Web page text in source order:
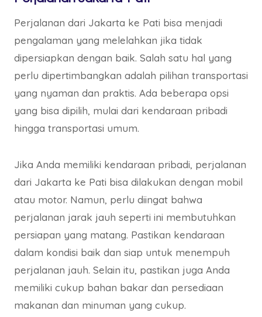
Perjalanan dari Jakarta ke Pati bisa menjadi
pengalaman yang melelahkan jika tidak
dipersiapkan dengan baik. Salah satu hal yang
perlu dipertimbangkan adalah pilihan transportasi
yang nyaman dan praktis. Ada beberapa opsi
yang bisa dipilih, mulai dari kendaraan pribadi
hingga transportasi umum.
Jika Anda memiliki kendaraan pribadi, perjalanan
dari Jakarta ke Pati bisa dilakukan dengan mobil
atau motor. Namun, perlu diingat bahwa
perjalanan jarak jauh seperti ini membutuhkan
persiapan yang matang. Pastikan kendaraan
dalam kondisi baik dan siap untuk menempuh
perjalanan jauh. Selain itu, pastikan juga Anda
memiliki cukup bahan bakar dan persediaan
makanan dan minuman yang cukup.